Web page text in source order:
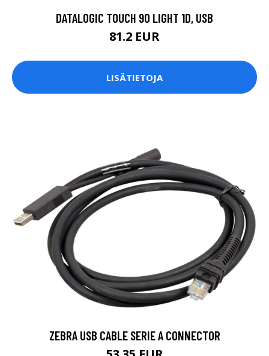
DATALOGIC TOUCH 90 LIGHT 1D, USB
81.2 EUR
LISÄTIETOJA
ZEBRA USB CABLE SERIE A CONNECTOR